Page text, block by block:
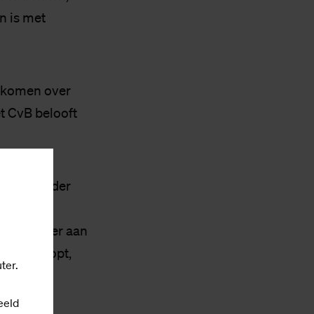
is met
over
CvB belooft
flink onder
eerder aan
Dat klopt,